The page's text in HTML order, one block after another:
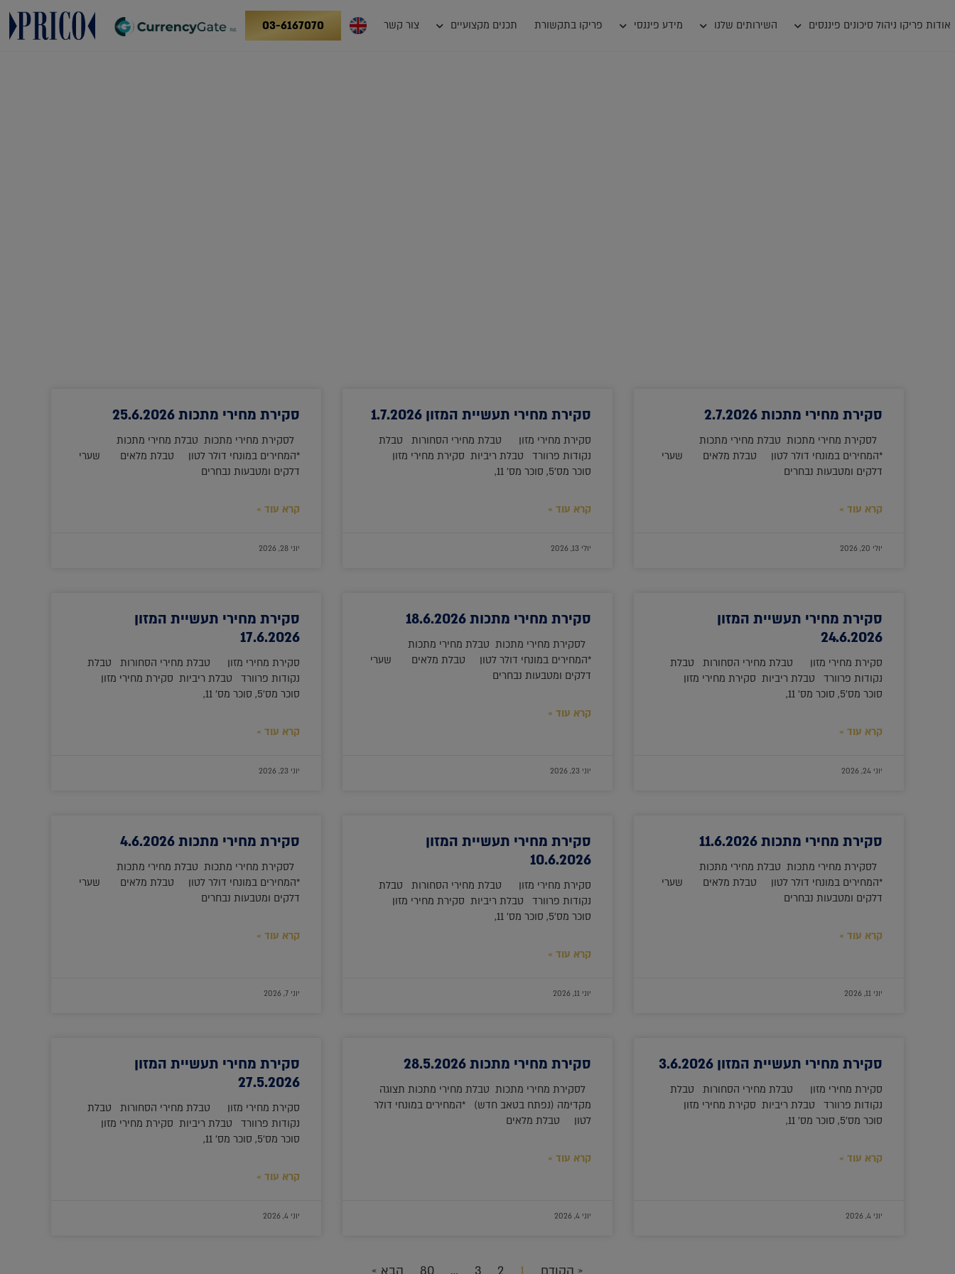
אודות פריקו ניהול סיכונים פיננסים השירותים שלנו מידע פיננסי פריקו בתקשורת תכנים מקצועיים צור קשר 03-6167070
סקירת מחירי מתכות 2.7.2026
לסקירת מחירי מתכות טבלת מחירי מתכות
*המחירים במונחי דולר לטון טבלת מלאים שערי
דלקים ומטבעות נבחרים
קרא עוד »
יולי 20, 2026
סקירת מחירי תעשיית המזון 1.7.2026
סקירת מחירי מזון טבלת מחירי הסחורות טבלת
נקודות פרוורד טבלת ריביות סקירת מחירי מזון
סוכר מס'5, סוכר מס' 11,
קרא עוד »
יולי 13, 2026
סקירת מחירי מתכות 25.6.2026
לסקירת מחירי מתכות טבלת מחירי מתכות
*המחירים במונחי דולר לטון טבלת מלאים שערי
דלקים ומטבעות נבחרים
קרא עוד »
יוני 28, 2026
סקירת מחירי תעשיית המזון
24.6.2026
סקירת מחירי מזון טבלת מחירי הסחורות טבלת
נקודות פרוורד טבלת ריביות סקירת מחירי מזון
סוכר מס'5, סוכר מס' 11,
קרא עוד »
יוני 24, 2026
סקירת מחירי מתכות 18.6.2026
לסקירת מחירי מתכות טבלת מחירי מתכות
*המחירים במונחי דולר לטון טבלת מלאים שערי
דלקים ומטבעות נבחרים
קרא עוד »
יוני 23, 2026
סקירת מחירי תעשיית המזון
17.6.2026
סקירת מחירי מזון טבלת מחירי הסחורות טבלת
נקודות פרוורד טבלת ריביות סקירת מחירי מזון
סוכר מס'5, סוכר מס' 11,
קרא עוד »
יוני 23, 2026
סקירת מחירי מתכות 11.6.2026
לסקירת מחירי מתכות טבלת מחירי מתכות
*המחירים במונחי דולר לטון טבלת מלאים שערי
דלקים ומטבעות נבחרים
קרא עוד »
יוני 11, 2026
סקירת מחירי תעשיית המזון
10.6.2026
סקירת מחירי מזון טבלת מחירי הסחורות טבלת
נקודות פרוורד טבלת ריביות סקירת מחירי מזון
סוכר מס'5, סוכר מס' 11,
קרא עוד »
יוני 11, 2026
סקירת מחירי מתכות 4.6.2026
לסקירת מחירי מתכות טבלת מחירי מתכות
*המחירים במונחי דולר לטון טבלת מלאים שערי
דלקים ומטבעות נבחרים
קרא עוד »
יוני 7, 2026
סקירת מחירי תעשיית המזון 3.6.2026
סקירת מחירי מזון טבלת מחירי הסחורות טבלת
נקודות פרוורד טבלת ריביות סקירת מחירי מזון
סוכר מס'5, סוכר מס' 11,
קרא עוד »
יוני 4, 2026
סקירת מחירי מתכות 28.5.2026
לסקירת מחירי מתכות טבלת מחירי מתכות תצוגה
מקדימה (נפתח בטאב חדש) *המחירים במונחי דולר
לטון טבלת מלאים
קרא עוד »
יוני 4, 2026
סקירת מחירי תעשיית המזון
27.5.2026
סקירת מחירי מזון טבלת מחירי הסחורות טבלת
נקודות פרוורד טבלת ריביות סקירת מחירי מזון
סוכר מס'5, סוכר מס' 11,
קרא עוד »
יוני 4, 2026